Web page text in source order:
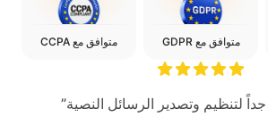
متوافق مع GDPR متوافق مع CCPA
لتنظيم وتصدير الرسائل النصية”